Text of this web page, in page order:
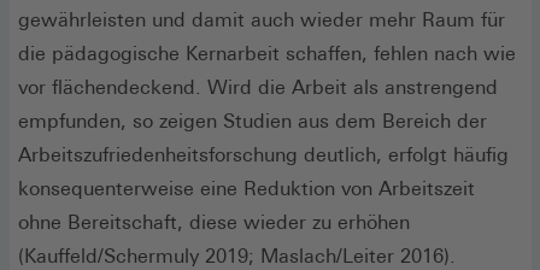
gewährleisten und damit auch wieder mehr Raum für
die pädagogische Kernarbeit schaffen, fehlen nach wie
vor flächendeckend. Wird die Arbeit als anstrengend
empfunden, so zeigen Studien aus dem Bereich der
Arbeitszufriedenheitsforschung deutlich, erfolgt häufig
konsequenterweise eine Reduktion von Arbeitszeit
ohne Bereitschaft, diese wieder zu erhöhen
(Kauffeld/Schermuly 2019; Maslach/Leiter 2016).